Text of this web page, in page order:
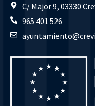
C/ Major 9, 03330
965 401 526